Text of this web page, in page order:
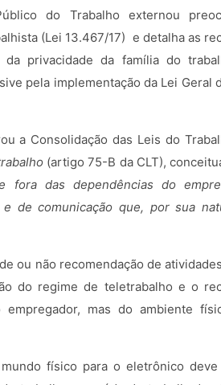
do Trabalho externou
(Lei 13.467/17) e detalha as
privacidade da família do
pela implementação da Lei Geral
a Consolidação das Leis do
(artigo 75-B da CLT),
fora das dependências do
de comunicação que, por sua
ou não recomendação de
do regime de teletrabalho e o
mas do ambiente
físico para o eletrônico